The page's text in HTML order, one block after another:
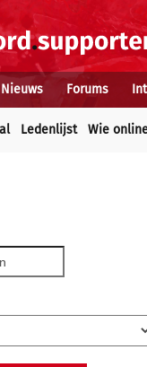
Nieuws Forums
Ledenlijst Wie